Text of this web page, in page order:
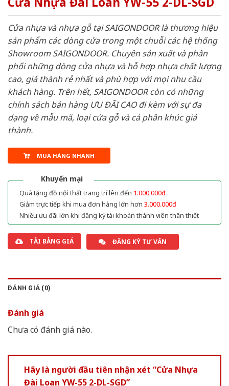
Cửa nhựa và nhựa gỗ tại SAIGONDOOR là thương hiệu
sản phẩm các dòng cửa trong một chuỗi các hệ thống
Showroom SAIGONDOOR. Chuyên sản xuất và phân
phối những dòng cửa nhựa và hỗ hợp nhựa chất lượng
cao, giá thành rẻ nhất và phù hợp với mọi nhu cầu
khách hàng. Trên hết, SAIGONDOOR còn có những
chính sách bán hàng ƯU ĐÃI CAO đi kèm với sự đa
dạng về mẫu mã, loại cửa gỗ và cả phân khúc giá
thành.
MUA HÀNG NHANH
Khuyến mại
Quà tặng đồ nội thất trang trí lên đến 1.000.000đ
Giảm trực tiếp khi mua đơn hàng lớn hơn 3.000.000đ
Nhiều ưu đãi lớn khi đăng ký tài khoản thành viên thân thiết
TẢI BẢNG GIÁ ĐĂNG KÝ TƯ VẤN
ĐÁNH GIÁ (0)
Đánh giá
Chưa có đánh giá nào.
Hãy là người đầu tiên nhận xét “Cửa Nhựa
Đài Loan YW-55 2-DL-SGD”